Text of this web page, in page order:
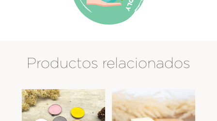
Productos relacionados